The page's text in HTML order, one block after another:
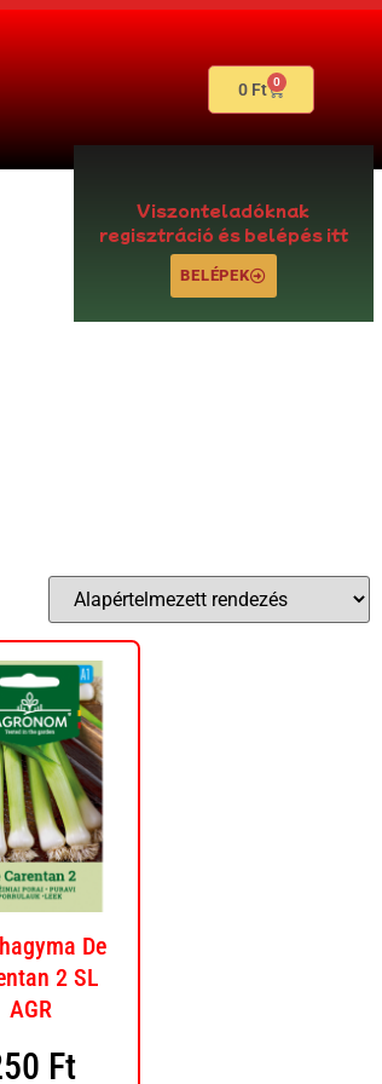
0 Ft 0
Viszonteladóknak
regisztráció és belépés itt
BELÉPEK
De
2 SL
AGR
Ft